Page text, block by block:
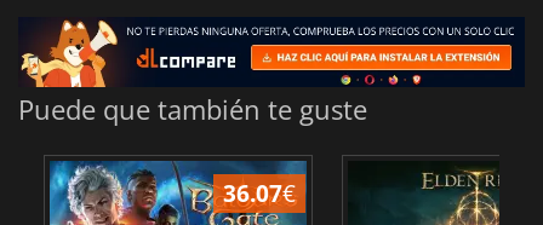
Puede que también te guste
36.07€